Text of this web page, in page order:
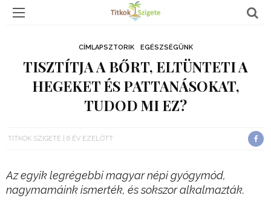
CÍMLAPSZTORIK EGÉSZSÉGÜNK
TISZTÍTJA A BŐRT, ELTÜNTETI A
HEGEKET ÉS PATTANÁSOKAT,
TUDOD MI EZ?
TITKOK SZIGETE 6 ÉV EZELŐTT
Az egyik legrégebbi magyar népi gyógymód,
nagymamáink ismerték, és sokszor alkalmazták.